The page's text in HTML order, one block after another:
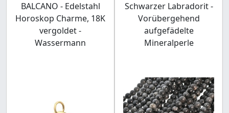
BALCANO - Edelstahl
Horoskop Charme, 18K
vergoldet -
Wassermann
Schwarzer Labradorit -
Vorübergehend
aufgefädelte
Mineralperle